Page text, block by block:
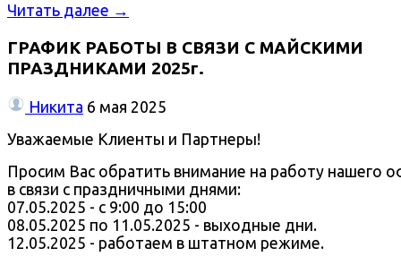
Читать далее →
ГРАФИК РАБОТЫ В СВЯЗИ С МАЙСКИМИ
ПРАЗДНИКАМИ 2025г.
Никита 6 мая 2025
Уважаемые Клиенты и Партнеры!
Просим Вас обратить внимание на работу нашего
в связи с праздничными днями:
07.05.2025 - с 9:00 до 15:00
08.05.2025 по 11.05.2025 - выходные дни.
12.05.2025 - работаем в штатном режиме.